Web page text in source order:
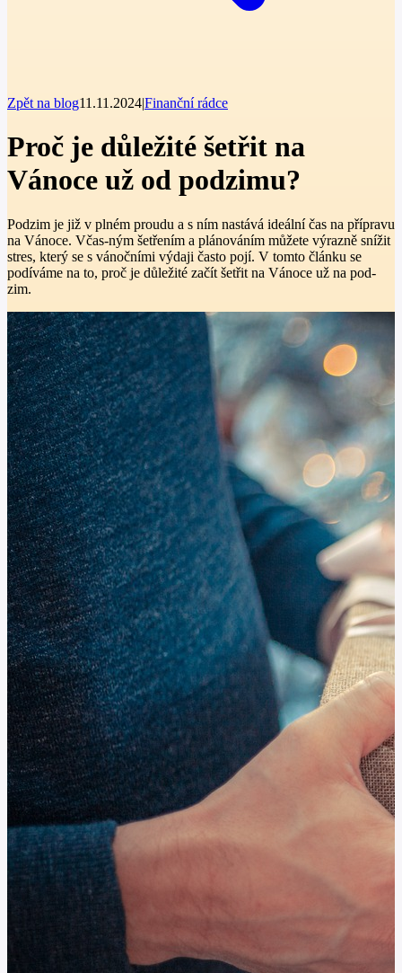
Zpět na blog11.11.2024|Finanční rádce
Proč je důležité šetřit na
Vánoce už od podzimu?
Podzim je již v plném proudu a s ním nastává ideální čas na přípravu
na Vánoce. Včas-ným šetřením a plánováním můžete výrazně snížit
stres, který se s vánočními výdaji často pojí. V tomto článku se
podíváme na to, proč je důležité začít šetřit na Vánoce už na pod-
zim.